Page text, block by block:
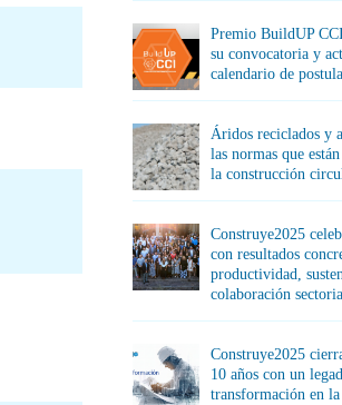
Premio BuildUP
su convocatoria y
calendario de
Áridos reciclados y
las normas que
la construcción
Construye2025
con resultados
productividad,
colaboración
Construye2025
10 años con un
transformación en la